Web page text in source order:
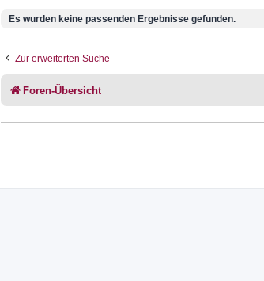
Es wurden keine passenden Ergebnisse gefunden.
Zur erweiterten Suche
Foren-Übersicht